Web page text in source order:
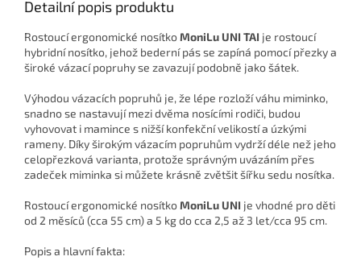
Detailní popis produktu
Rostoucí ergonomické nosítkoMoniLu UNI TAI je rostoucí
hybridní nosítko, jehož bederní pás se zapíná pomocí přezky a
široké vázací popruhy se zavazují podobně jako šátek.
Výhodou vázacích popruhů je, že lépe rozloží váhu miminko,
snadno se nastavují mezi dvěma nosícími rodiči, budou
vyhovovat i mamince s nižší konfekční velikostí a úzkými
rameny. Díky širokým vázacím popruhům vydrží déle než jeho
celopřezková varianta, protože správným uvázáním přes
zadeček miminka si můžete krásně zvětšit šířku sedu nosítka.
Rostoucí ergonomické nosítkoMoniLu UNI je vhodné pro děti
od 2 měsíců (cca 55 cm) a 5 kg do cca 2,5 až 3 let/cca 95 cm.
Popis a hlavní fakta: